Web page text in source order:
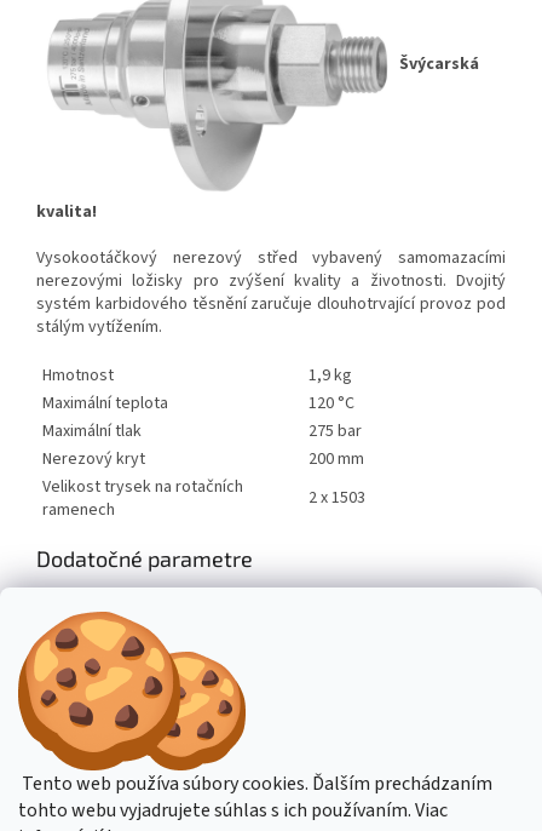
Tento web používa súbory cookies. Ďalším prechádzaním
tohto webu vyjadrujete súhlas s ich používaním. Viac
Švýcarská
kvalita!
Vysokootáčkový nerezový střed vybavený samomazacími
nerezovými ložisky pro zvýšení kvality a životnosti. Dvojitý
systém karbidového těsnění zaručuje dlouhotrvající provoz pod
stálým vytížením.
Hmotnost
1,9 kg
Maximální teplota
120 °C
Maximální tlak
275 bar
Nerezový kryt
200 mm
Velikost trysek na rotačních
ramenech
2 x 1503
Dodatočné parametre
Hmotnosť
1.9 kg
Výrobce: Kränzle
Stavba stroje CZ